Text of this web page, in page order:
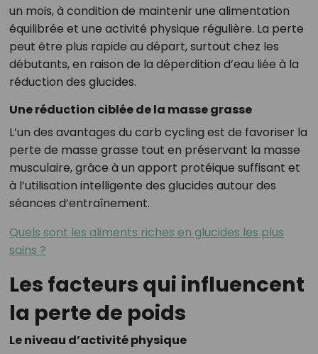
un mois, à condition de maintenir une alimentation
équilibrée et une activité physique régulière. La perte
peut être plus rapide au départ, surtout chez les
débutants, en raison de la déperdition d’eau liée à la
réduction des glucides.
Une réduction ciblée de la masse grasse
L’un des avantages du carb cycling est de favoriser la
perte de masse grasse tout en préservant la masse
musculaire, grâce à un apport protéique suffisant et
à l’utilisation intelligente des glucides autour des
séances d’entraînement.
Quels sont les aliments riches en glucides les plus
sains ?
Les facteurs qui influencent
la perte de poids
Le niveau d’activité physique